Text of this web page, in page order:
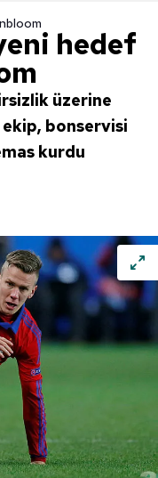
hedef
üzerine
ekip, bonservisi
kurdu